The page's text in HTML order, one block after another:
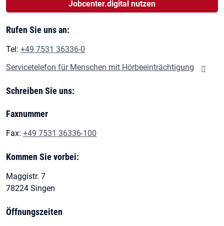
Jobcenter.digital nutzen
Rufen Sie uns an:
Tel: +49 7531 36336-0
Servicetelefon für Menschen mit Hörbeeinträchtigung
Schreiben Sie uns:
Faxnummer
Fax: +49 7531 36336-100
Kommen Sie vorbei:
Maggistr. 7
78224 Singen
Öffnungszeiten